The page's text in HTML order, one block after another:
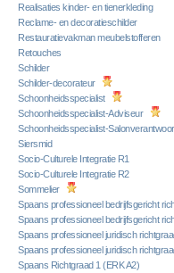
Realisaties kinder- en tienerkleding
Reclame- en decoratieschilder
Restauratievakman meubelstofferen
Retouches
Schilder
Schilder-decorateur
Schoonheidsspecialist
Schoonheidsspecialist-Adviseur
Schoonheidsspecialist-
Siersmid
Socio-Culturele Integratie R1
Socio-Culturele Integratie R2
Sommelier
Spaans professioneel bedrijfsgericht
Spaans professioneel bedrijfsgericht
Spaans professioneel juridisch
Spaans professioneel juridisch
Spaans Richtgraad 1 (ERK A2)